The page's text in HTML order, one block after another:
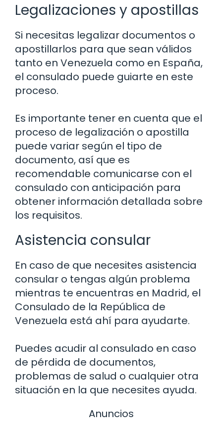
Legalizaciones y apostillas
Si necesitas legalizar documentos o
apostillarlos para que sean válidos
tanto en Venezuela como en España,
el consulado puede guiarte en este
proceso.
Es importante tener en cuenta que el
proceso de legalización o apostilla
puede variar según el tipo de
documento, así que es
recomendable comunicarse con el
consulado con anticipación para
obtener información detallada sobre
los requisitos.
Asistencia consular
En caso de que necesites asistencia
consular o tengas algún problema
mientras te encuentras en Madrid, el
Consulado de la República de
Venezuela está ahí para ayudarte.
Puedes acudir al consulado en caso
de pérdida de documentos,
problemas de salud o cualquier otra
situación en la que necesites ayuda.
Anuncios